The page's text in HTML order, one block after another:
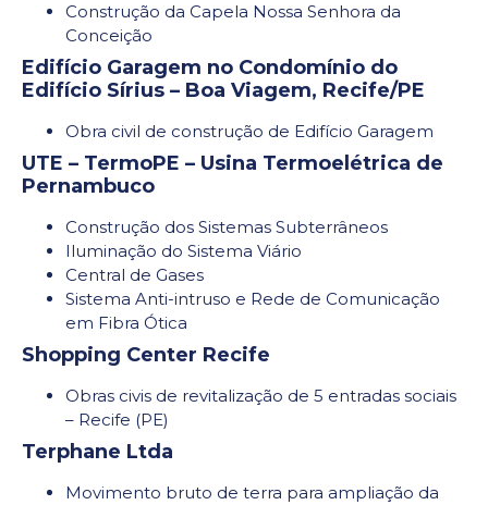
Construção da Capela Nossa Senhora da
Conceição
Edifício Garagem no Condomínio do
Edifício Sírius – Boa Viagem, Recife/PE
Obra civil de construção de Edifício Garagem
UTE – TermoPE – Usina Termoelétrica de
Pernambuco
Construção dos Sistemas Subterrâneos
Iluminação do Sistema Viário
Central de Gases
Sistema Anti-intruso e Rede de Comunicação
em Fibra Ótica
Shopping Center Recife
Obras civis de revitalização de 5 entradas sociais
– Recife (PE)
Terphane Ltda
Movimento bruto de terra para ampliação da